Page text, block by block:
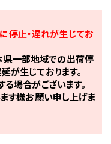
停止・遅れが生じてお
県一部地域での出荷停
が生じております。
場合がございます。
す様お願い申し上げま